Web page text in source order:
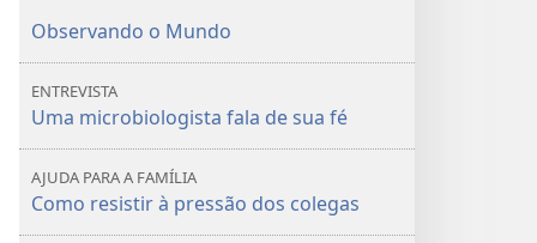
você
Observando o Mundo
ENTREVISTA
Uma microbiologista fala de sua fé
AJUDA PARA A FAMÍLIA
Como resistir à pressão dos colegas